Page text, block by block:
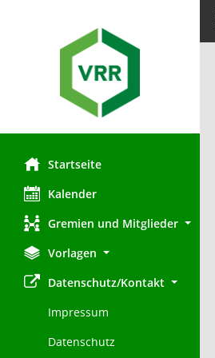
Startseite
Kalender
Gremien und Mitglieder
Vorlagen
Datenschutz/Kontakt
Impressum
Datenschutz